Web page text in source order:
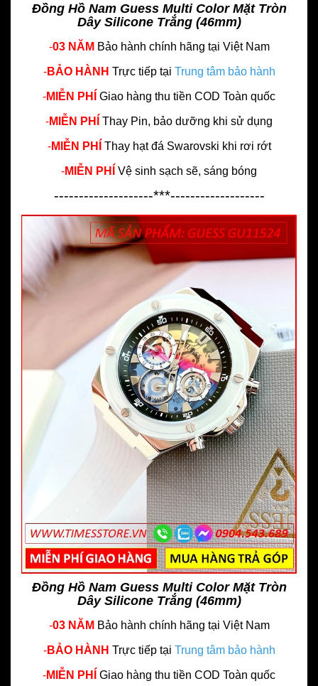
Đồng Hồ Nam Guess Multi Color Mặt Tròn
Dây Silicone Trắng (46mm)
-03 NĂM Bảo hành chính hãng tại Việt Nam
-BẢO HÀNH Trực tiếp tại Trung tâm bảo hành
-MIỄN PHÍ Giao hàng thu tiền COD Toàn quốc
-MIỄN PHÍ Thay Pin, bảo dưỡng khi sử dụng
-MIỄN PHÍ Thay hạt đá Swarovski khi rơi rớt
-MIỄN PHÍ Vệ sinh sạch sẽ, sáng bóng
--------------------***-------------------
Đồng Hồ Nam Guess Multi Color Mặt Tròn
Dây Silicone Trắng (46mm)
-03 NĂM Bảo hành chính hãng tại Việt Nam
-BẢO HÀNH Trực tiếp tại Trung tâm bảo hành
-MIỄN PHÍ Giao hàng thu tiền COD Toàn quốc